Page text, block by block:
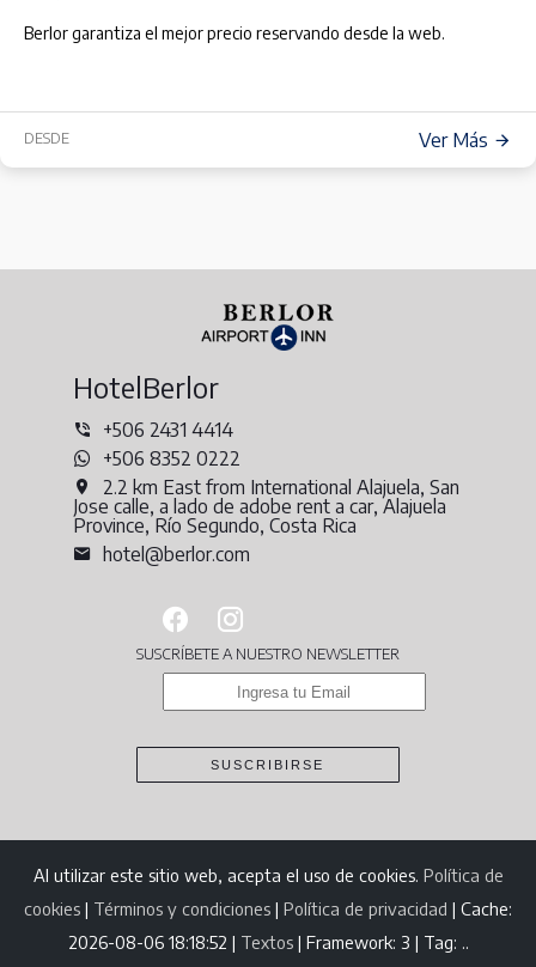
Berlor garantiza el mejor precio reservando desde la web.
DESDE Ver Más
HotelBerlor
+506 2431 4414
+506 8352 0222
2.2 km East from International Alajuela, San
Jose calle, a lado de adobe rent a car, Alajuela
Province, Río Segundo, Costa Rica
hotel@berlor.com
SUSCRÍBETE A NUESTRO NEWSLETTER
SUSCRIBIRSE
Al utilizar este sitio web, acepta el uso de cookies. Política de
cookies | Términos y condiciones | Política de privacidad | Cache:
2026-08-06 18:18:52 | Textos| Framework: 3 | Tag: ..